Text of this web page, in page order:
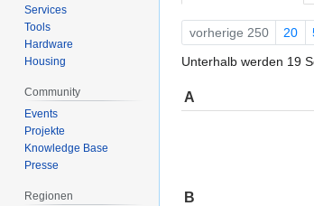
vorherige 250 20
Unterhalb werden 19
A
B
Services
Tools
Hardware
Housing
Community
Events
Projekte
Knowledge Base
Presse
Regionen